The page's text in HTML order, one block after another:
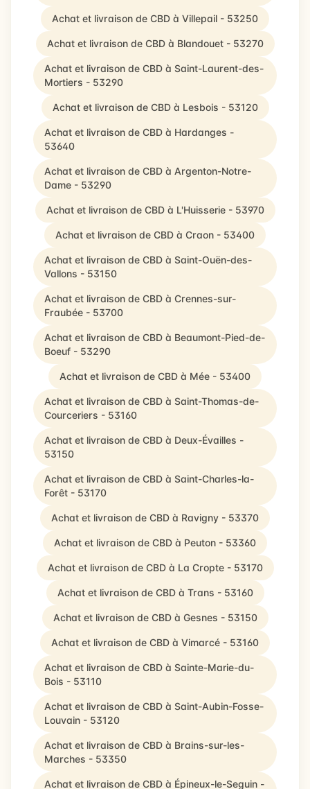
Achat et livraison de CBD à Villepail - 53250
Achat et livraison de CBD à Blandouet - 53270
Achat et livraison de CBD à Saint-Laurent-des-
Mortiers - 53290
Achat et livraison de CBD à Lesbois - 53120
Achat et livraison de CBD à Hardanges -
53640
Achat et livraison de CBD à Argenton-Notre-
Dame - 53290
Achat et livraison de CBD à L'Huisserie - 53970
Achat et livraison de CBD à Craon - 53400
Achat et livraison de CBD à Saint-Ouën-des-
Vallons - 53150
Achat et livraison de CBD à Crennes-sur-
Fraubée - 53700
Achat et livraison de CBD à Beaumont-Pied-de-
Boeuf - 53290
Achat et livraison de CBD à Mée - 53400
Achat et livraison de CBD à Saint-Thomas-de-
Courceriers - 53160
Achat et livraison de CBD à Deux-Évailles -
53150
Achat et livraison de CBD à Saint-Charles-la-
Forêt - 53170
Achat et livraison de CBD à Ravigny - 53370
Achat et livraison de CBD à Peuton - 53360
Achat et livraison de CBD à La Cropte - 53170
Achat et livraison de CBD à Trans - 53160
Achat et livraison de CBD à Gesnes - 53150
Achat et livraison de CBD à Vimarcé - 53160
Achat et livraison de CBD à Sainte-Marie-du-
Bois - 53110
Achat et livraison de CBD à Saint-Aubin-Fosse-
Louvain - 53120
Achat et livraison de CBD à Brains-sur-les-
Marches - 53350
Achat et livraison de CBD à Épineux-le-Seguin -